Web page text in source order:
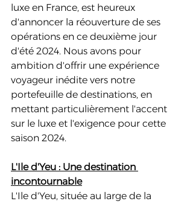
luxe en France, est heureux
d'annoncer la réouverture de ses
opérations en ce deuxième jour
d'été 2024. Nous avons pour
ambition d'offrir une expérience
voyageur inédite vers notre
portefeuille de destinations, en
mettant particulièrement l'accent
sur le luxe et l'exigence pour cette
saison 2024.
L'Ile d'Yeu : Une destination
incontournable
L'Ile d'Yeu, située au large de la